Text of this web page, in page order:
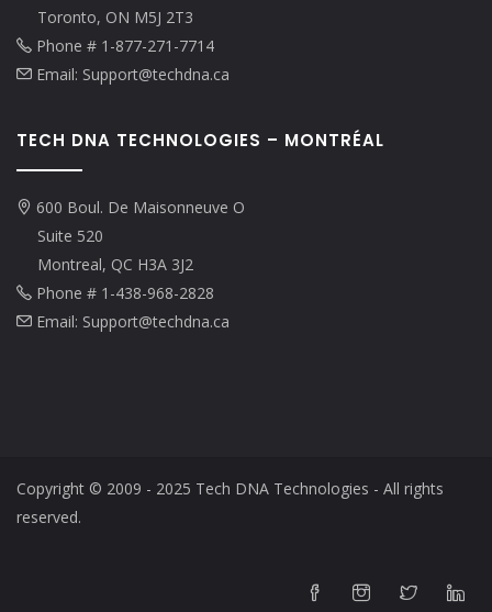
Toronto, ON M5J 2T3
Phone # 1-877-271-7714
Email: Support@techdna.ca
TECH DNA TECHNOLOGIES – MONTRÉAL
600 Boul. De Maisonneuve O
Suite 520
Montreal, QC H3A 3J2
Phone # 1-438-968-2828
Email: Support@techdna.ca
Copyright © 2009 - 2025 Tech DNA Technologies - All rights
reserved.